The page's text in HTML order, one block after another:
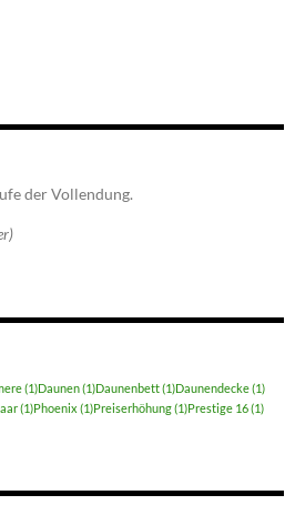
der Vollendung.
(1)Daunen(1)Daunenbett(1)Daunendecke(1)
(1)Phoenix (1)Preiserhöhung(1)Prestige 16(1)